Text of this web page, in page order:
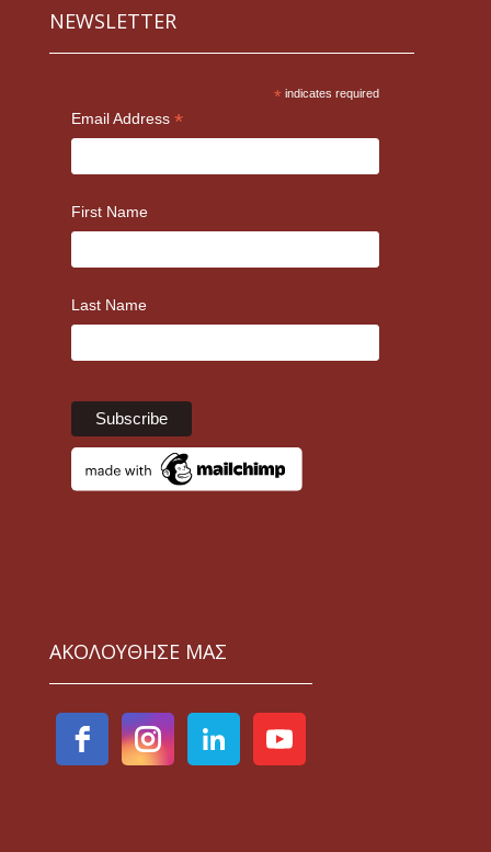
NEWSLETTER
* indicates required
Email Address *
First Name
Last Name
ΑΚΟΛΟΥΘΗΣΕ ΜΑΣ